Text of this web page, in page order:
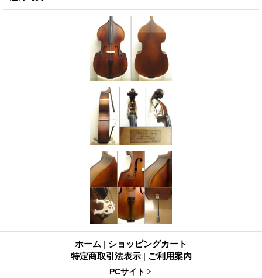
ホーム | ショッピングカート
特定商取引法表示 | ご利用案内
PCサイト